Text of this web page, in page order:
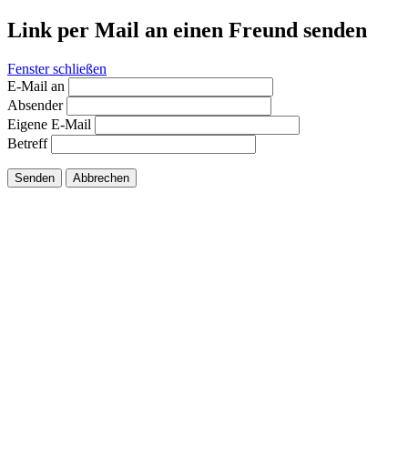
Link per Mail an einen Freund senden
Fenster schließen
E-Mail an
Absender
Eigene E-Mail
Betreff
Senden Abbrechen